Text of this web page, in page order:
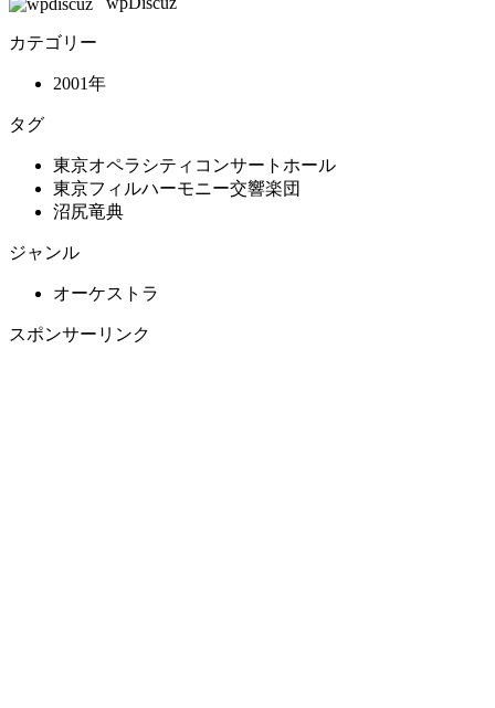
カテゴリー
2001年
タグ
東京オペラシティコンサートホール
東京フィルハーモニー交響楽団
沼尻竜典
ジャンル
オーケストラ
スポンサーリンク